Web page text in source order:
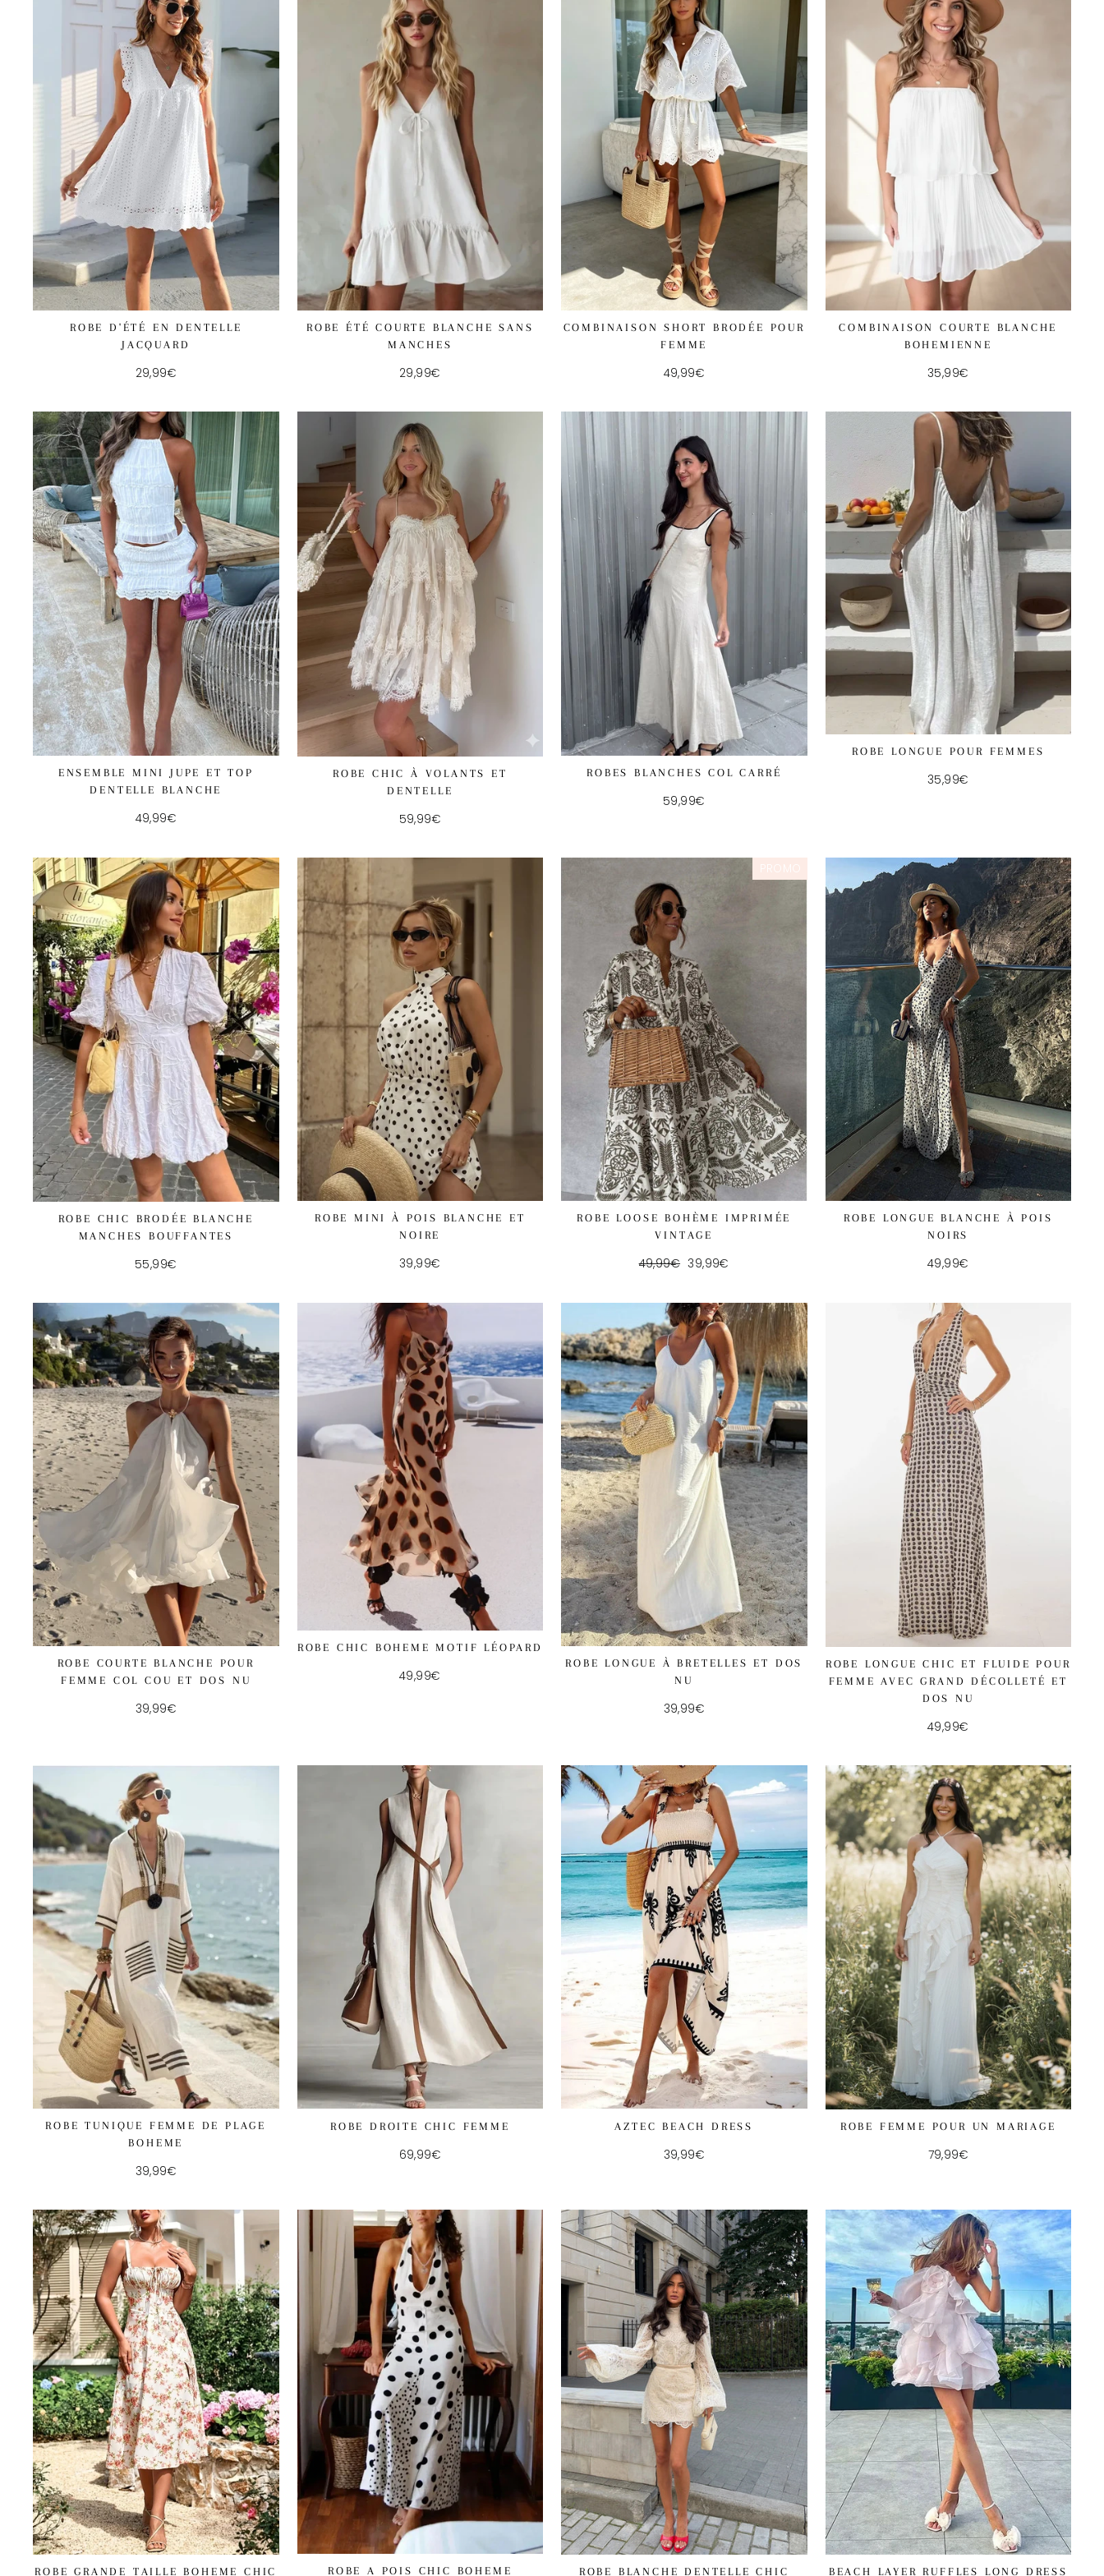
ROBE D'ÉTÉ EN DENTELLE
JACQUARD
29,99€
ROBE ÉTÉ COURTE BLANCHE SANS
MANCHES
29,99€
COMBINAISON SHORT BRODÉE POUR
FEMME
49,99€
COMBINAISON COURTE BLANCHE
BOHEMIENNE
35,99€
ENSEMBLE MINI JUPE ET TOP
DENTELLE BLANCHE
49,99€
ROBE CHIC À VOLANTS ET
DENTELLE
59,99€
ROBES BLANCHES COL CARRÉ
59,99€
ROBE LONGUE POUR FEMMES
35,99€
ROBE CHIC BRODÉE BLANCHE
MANCHES BOUFFANTES
55,99€
ROBE MINI À POIS BLANCHE ET
NOIRE
39,99€
PROMO
ROBE LOOSE BOHÈME IMPRIMÉE
VINTAGE
Regular
49,99€ Reduced
39,99€
ROBE LONGUE BLANCHE À POIS
NOIRS
49,99€
ROBE COURTE BLANCHE POUR
FEMME COL COU ET DOS NU
39,99€
ROBE CHIC BOHEME MOTIF LÉOPARD
49,99€
ROBE LONGUE À BRETELLES ET DOS
NU
39,99€
ROBE LONGUE CHIC ET FLUIDE POUR
FEMME AVEC GRAND DÉCOLLETÉ ET
DOS NU
49,99€
ROBE TUNIQUE FEMME DE PLAGE
BOHEME
39,99€
ROBE DROITE CHIC FEMME
69,99€
AZTEC BEACH DRESS
39,99€
ROBE FEMME POUR UN MARIAGE
79,99€
ROBE GRANDE TAILLE BOHEME CHIC ROBE A POIS CHIC BOHEME ROBE BLANCHE DENTELLE CHIC BEACH LAYER RUFFLES LONG DRESS